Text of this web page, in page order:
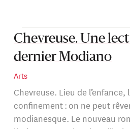
Chevreuse. Une
dernier Modiano
Arts
Chevreuse. Lieu de
confinement : on ne peut
modianesque. Le nouveau